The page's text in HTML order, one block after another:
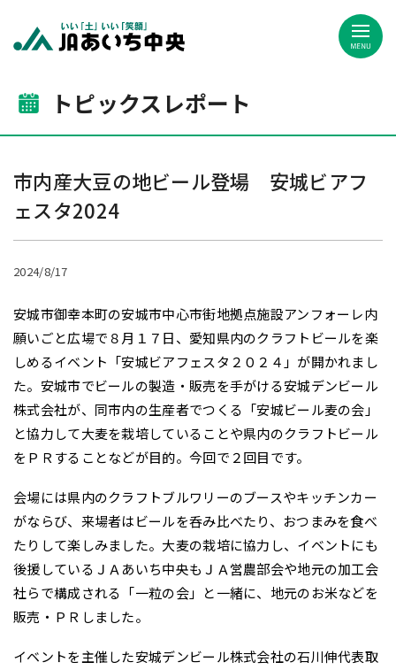
トピックスレポート
市内産大豆の地ビール登場 安城ビアフ
ェスタ2024
2024/8/17
安城市御幸本町の安城市中心市街地拠点施設アンフォーレ内
願いごと広場で８月１７日、愛知県内のクラフトビールを楽
しめるイベント「安城ビアフェスタ２０２４」が開かれまし
た。安城市でビールの製造・販売を手がける安城デンビール
株式会社が、同市内の生産者でつくる「安城ビール麦の会」
と協力して大麦を栽培していることや県内のクラフトビール
をＰＲすることなどが目的。今回で２回目です。
会場には県内のクラフトブルワリーのブースやキッチンカー
がならび、来場者はビールを呑み比べたり、おつまみを食べ
たりして楽しみました。大麦の栽培に協力し、イベントにも
後援しているＪＡあいち中央もＪＡ営農部会や地元の加工会
社らで構成される「一粒の会」と一緒に、地元のお米などを
販売・ＰＲしました。
イベントを主催した安城デンビール株式会社の石川伸代表取